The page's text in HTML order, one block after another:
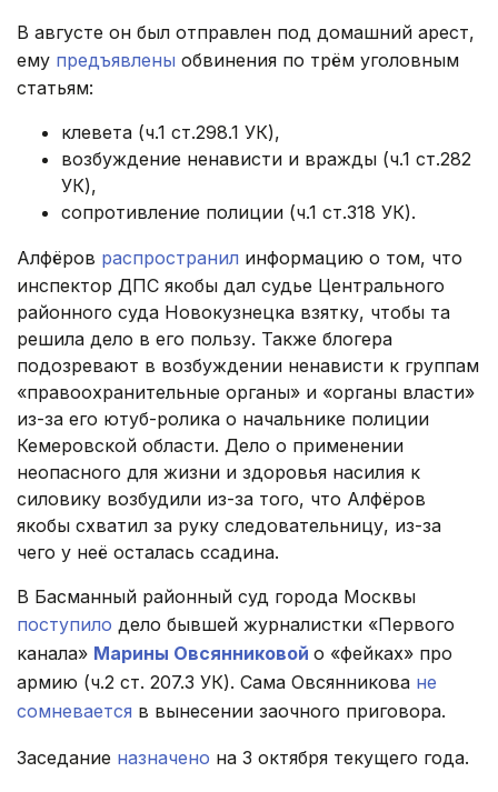
В августе он был отправлен под домашний арест,
ему предъявлены обвинения по трём уголовным
статьям:
клевета (ч.1 ст.298.1 УК),
возбуждение ненависти и вражды (ч.1 ст.282
УК),
сопротивление полиции (ч.1 ст.318 УК).
Алфёров распространил информацию о том, что
инспектор ДПС якобы дал судье Центрального
районного суда Новокузнецка взятку, чтобы та
решила дело в его пользу. Также блогера
подозревают в возбуждении ненависти к группам
«правоохранительные органы» и «органы власти»
из-за его ютуб-ролика о начальнике полиции
Кемеровской области. Дело о применении
неопасного для жизни и здоровья насилия к
силовику возбудили из-за того, что Алфёров
якобы схватил за руку следовательницу, из-за
чего у неё осталась ссадина.
В Басманный районный суд города Москвы
поступило дело бывшей журналистки «Первого
канала» Марины Овсянниковой о «фейках» про
армию (ч.2 ст. 207.3 УК). Сама Овсянникова не
сомневается в вынесении заочного приговора.
Заседание назначено на 3 октября текущего года.